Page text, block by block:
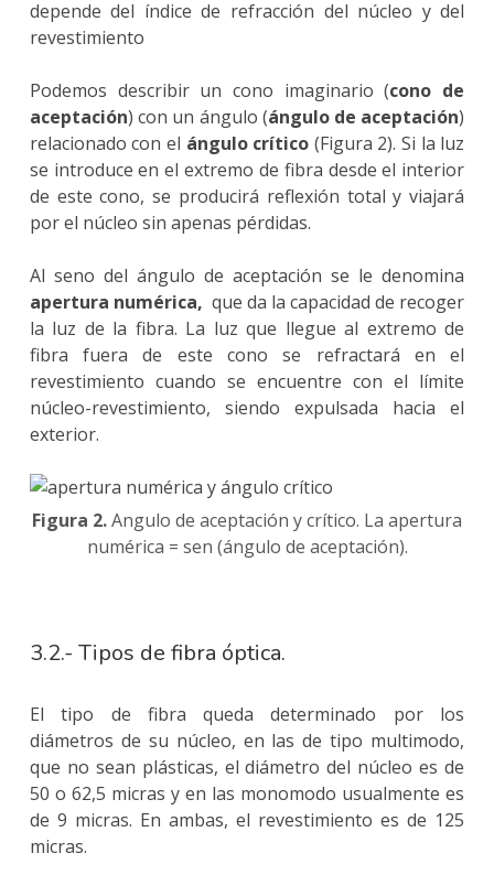
depende del índice de refracción del núcleo y del
revestimiento
Podemos describir un cono imaginario (cono de
aceptación) con un ángulo (ángulo de aceptación)
relacionado con el ángulo crítico (Figura 2). Si la luz
se introduce en el extremo de fibra desde el interior
de este cono, se producirá reflexión total y viajará
por el núcleo sin apenas pérdidas.
Al seno del ángulo de aceptación se le denomina
apertura numérica, que da la capacidad de recoger
la luz de la fibra. La luz que llegue al extremo de
fibra fuera de este cono se refractará en el
revestimiento cuando se encuentre con el límite
núcleo-revestimiento, siendo expulsada hacia el
exterior.
Figura 2.Angulo de aceptación y crítico. La apertura
numérica = sen (ángulo de aceptación).
3.2.- Tipos de fibra óptica.
El tipo de fibra queda determinado por los
diámetros de su núcleo, en las de tipo multimodo,
que no sean plásticas, el diámetro del núcleo es de
50 o 62,5 micras y en las monomodo usualmente es
de 9 micras. En ambas, el revestimiento es de 125
micras.